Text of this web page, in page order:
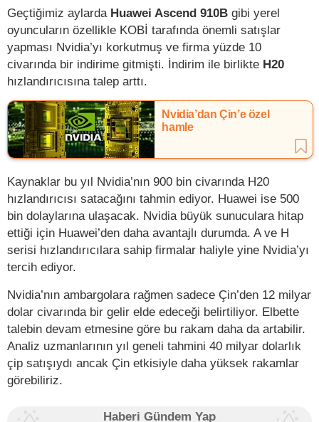
Geçtiğimiz aylarda Huawei Ascend 910B gibi yerel
oyuncuların özellikle KOBİ tarafında önemli satışlar
yapması Nvidia’yı korkutmuş ve firma yüzde 10
civarında bir indirime gitmişti. İndirim ile birlikte H20
hızlandırıcısına talep arttı.
Nvidia’dan Çin’e özel
hamle
Kaynaklar bu yıl Nvidia’nın 900 bin civarında H20
hızlandırıcısı satacağını tahmin ediyor. Huawei ise 500
bin dolaylarına ulaşacak. Nvidia büyük sunuculara hitap
ettiği için Huawei’den daha avantajlı durumda. A ve H
serisi hızlandırıcılara sahip firmalar haliyle yine Nvidia’yı
tercih ediyor.
Nvidia’nın ambargolara rağmen sadece Çin’den 12 milyar
dolar civarında bir gelir elde edeceği belirtiliyor. Elbette
talebin devam etmesine göre bu rakam daha da artabilir.
Analiz uzmanlarının yıl geneli tahmini 40 milyar dolarlık
çip satışıydı ancak Çin etkisiyle daha yüksek rakamlar
görebiliriz.
Haberi Gündem Yap